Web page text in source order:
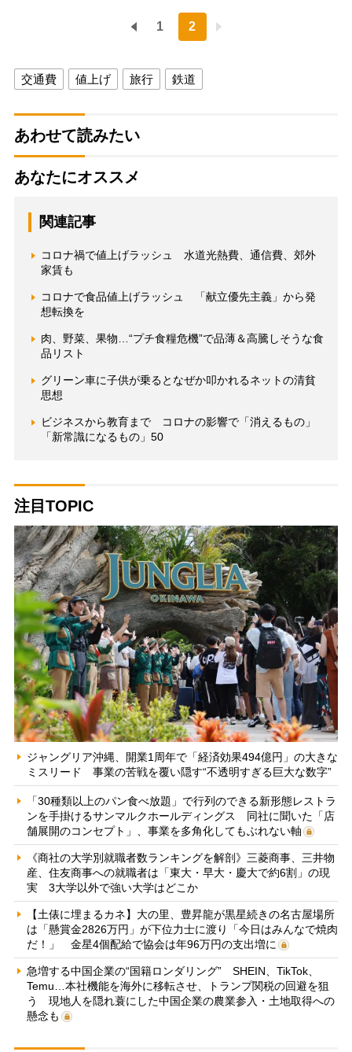
1 2
交通費 値上げ 旅行 鉄道
あわせて読みたい
あなたにオススメ
関連記事
コロナ禍で値上げラッシュ 水道光熱費、通信費、郊外
家賃も
コロナで食品値上げラッシュ 「献立優先主義」から発
想転換を
肉、野菜、果物…“プチ食糧危機”で品薄＆高騰しそうな食
品リスト
グリーン車に子供が乗るとなぜか叩かれるネットの清貧
思想
ビジネスから教育まで コロナの影響で「消えるもの」
「新常識になるもの」50
注目TOPIC
ジャングリア沖縄、開業1周年で「経済効果494億円」の大きな
ミスリード 事業の苦戦を覆い隠す“不透明すぎる巨大な数字”
「30種類以上のパン食べ放題」で行列のできる新形態レストラ
ンを手掛けるサンマルクホールディングス 同社に聞いた「店
舗展開のコンセプト」、事業を多角化してもぶれない軸
《商社の大学別就職者数ランキングを解剖》三菱商事、三井物
産、住友商事への就職者は「東大・早大・慶大で約6割」の現
実 3大学以外で強い大学はどこか
【土俵に埋まるカネ】大の里、豊昇龍が黒星続きの名古屋場所
は「懸賞金2826万円」が下位力士に渡り「今日はみんなで焼肉
だ！」 金星4個配給で協会は年96万円の支出増に
急増する中国企業の“国籍ロンダリング” SHEIN、TikTok、
Temu…本社機能を海外に移転させ、トランプ関税の回避を狙
う 現地人を隠れ蓑にした中国企業の農業参入・土地取得への
懸念も